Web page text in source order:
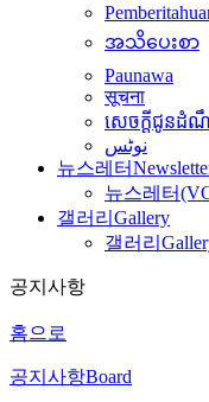
အသိပေးစာ
Paunawa
सूचना
សេចក្តីជូនដំ
نوٹس
뉴스레터
뉴스레터
갤러리 Gallery
갤러리
공지사항
홈으로
공지사항Board